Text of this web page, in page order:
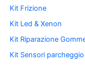
Kit Frizione
Kit Led & Xenon
Kit Riparazione
Kit Sensori parcheggio